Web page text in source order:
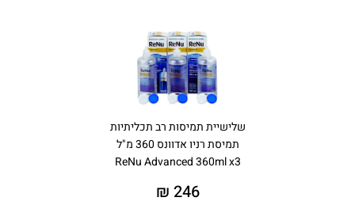
שלישיית תמיסות רב תכליתיות
תמיסת רניו אדוונס 360 מ"ל
ReNu Advanced 360ml x3
246 ₪